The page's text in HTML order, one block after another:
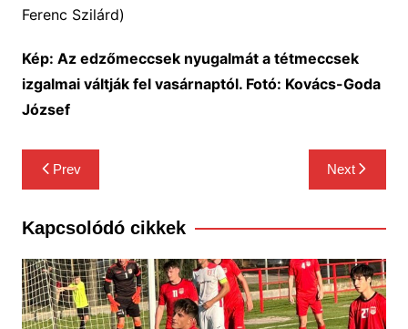
Ferenc Szilárd)
Kép: Az edzőmeccsek nyugalmát a tétmeccsek
izgalmai váltják fel vasárnaptól. Fotó: Kovács-Goda
József
Bejegyzés
navigáció
Prev Next
Kapcsolódó cikkek